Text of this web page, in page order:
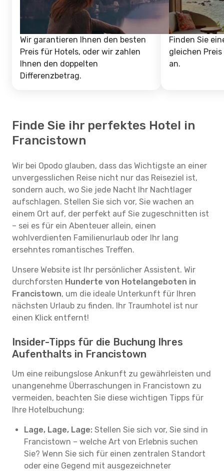
Wir garantieren Ihnen den besten
Preis für Hotels, oder wir zahlen
Ihnen den doppelten
Differenzbetrag.
Finden Sie
gleichen
an.
Finde Sie ihr perfektes Hotel in
Francistown
Wir bei Opodo glauben, dass das Wichtigste an einer
unvergesslichen Reise nicht nur das Reiseziel ist,
sondern auch, wo Sie jede Nacht Ihr Nachtlager
aufschlagen. Stellen Sie sich vor, Sie wachen an
einem Ort auf, der perfekt auf Sie zugeschnitten ist
– sei es für ein Abenteuer allein, einen
wohlverdienten Familienurlaub oder Ihr lang
ersehntes romantisches Treffen.
Unsere Website ist Ihr persönlicher Assistent. Wir
durchforsten Hunderte von Hotelangeboten in
Francistown, um die ideale Unterkunft für Ihren
nächsten Urlaub zu finden. Ihr Traumhotel ist nur
einen Klick entfernt!
Insider-Tipps für die Buchung Ihres
Aufenthalts in Francistown
Um eine reibungslose Ankunft zu gewährleisten und
unangenehme Überraschungen in Francistown zu
vermeiden, beachten Sie diese wichtigen Tipps für
Ihre Hotelbuchung:
Lage, Lage, Lage: Stellen Sie sich vor, Sie sind in
Francistown – welche Art von Erlebnis suchen
Sie? Wenn Sie sich für einen zentralen Standort
oder eine Gegend mit ausgezeichneter